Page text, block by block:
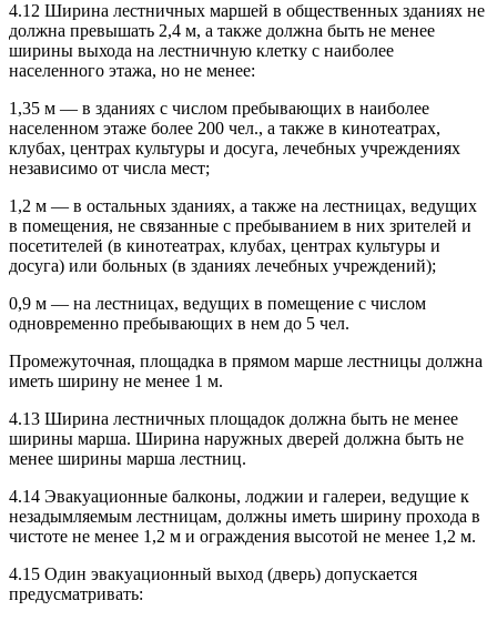
4.12 Ширина лестничных маршей в общественных зданиях не
должна превышать 2,4 м, а также должна быть не менее
ширины выхода на лестничную клетку с наиболее
населенного этажа, но не менее:
1,35 м — в зданиях с числом пребывающих в наиболее
населенном этаже более 200 чел., а также в кинотеатрах,
клубах, центрах культуры и досуга, лечебных учреждениях
независимо от числа мест;
1,2 м — в остальных зданиях, а также на лестницах, ведущих
в помещения, не связанные с пребыванием в них зрителей и
посетителей (в кинотеатрах, клубах, центрах культуры и
досуга) или больных (в зданиях лечебных учреждений);
0,9 м — на лестницах, ведущих в помещение с числом
одновременно пребывающих в нем до 5 чел.
Промежуточная, площадка в прямом марше лестницы должна
иметь ширину не менее 1 м.
4.13 Ширина лестничных площадок должна быть не менее
ширины марша. Ширина наружных дверей должна быть не
менее ширины марша лестниц.
4.14 Эвакуационные балконы, лоджии и галереи, ведущие к
незадымляемым лестницам, должны иметь ширину прохода в
чистоте не менее 1,2 м и ограждения высотой не менее 1,2 м.
4.15 Один эвакуационный выход (дверь) допускается
предусматривать: